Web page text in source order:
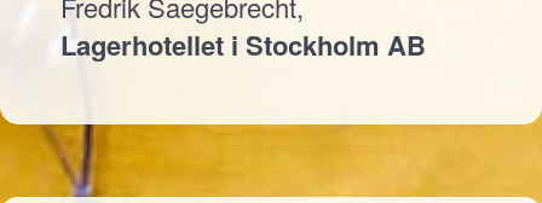
Lagerhotellet i Stockholm AB